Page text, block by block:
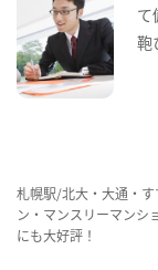
て
鞄
札幌駅/北大・大通・
ン・マンスリーマンシ
にも大好評！